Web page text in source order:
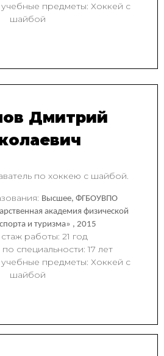
предметы: Хоккей с
шайбой
Дмитрий
по хоккею с шайбой.
Высшее, ФГБОУВПО
академия физической
и туризма» , 2015
работы: 21 год
специальности: 17 лет
предметы: Хоккей с
шайбой